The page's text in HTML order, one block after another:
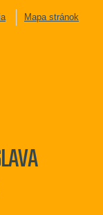
Mapa stránok